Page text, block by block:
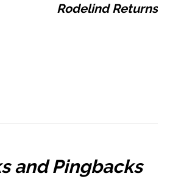
Rodelind Returns
and Pingbacks